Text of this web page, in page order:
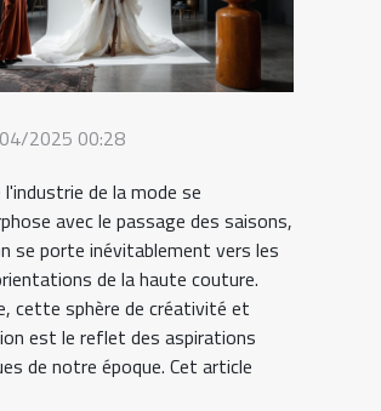
2025 00:28
de la mode se
avec le passage des saisons,
se porte inévitablement vers les
de la haute couture.
cette sphère de créativité et
est le reflet des aspirations
de notre époque. Cet article